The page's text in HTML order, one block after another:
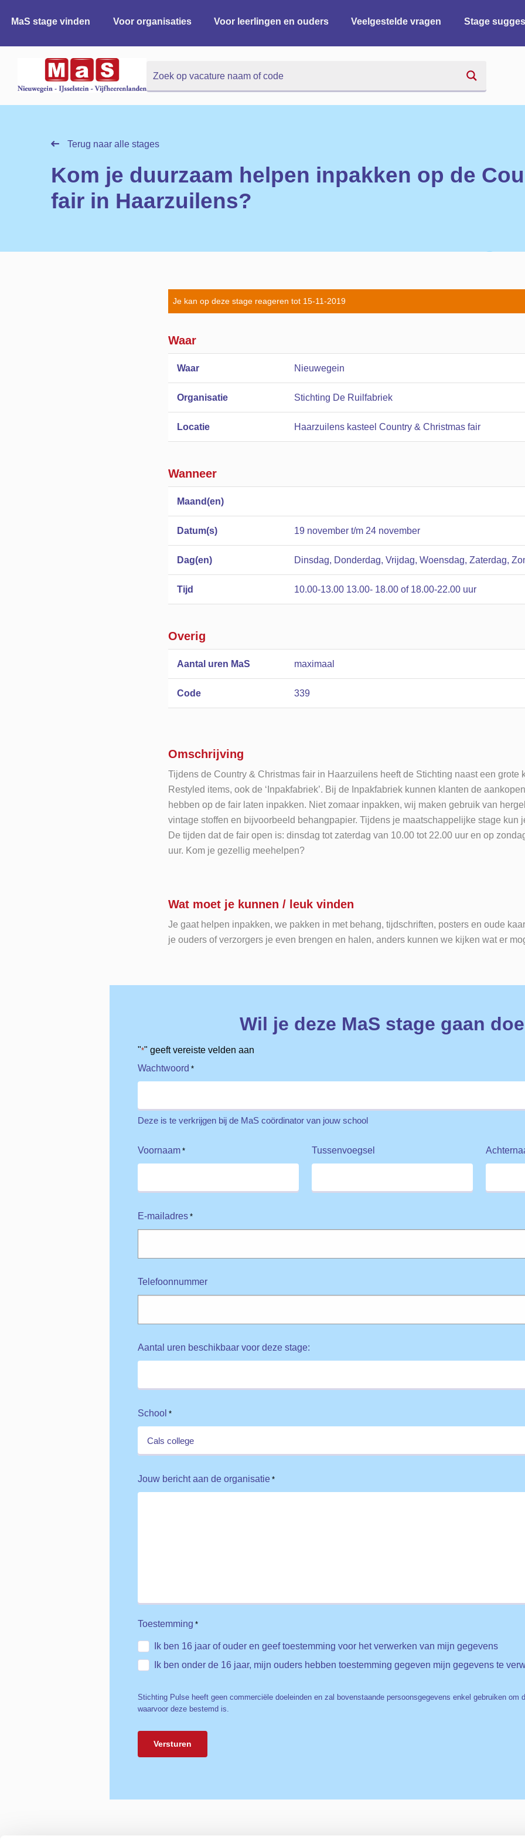
MaS stage vinden Voor organisaties Voor leerlingen en ouders Veelgestelde vragen Stage
Terug naar alle stages
Kom je duurzaam helpen inpakken op de
fair in Haarzuilens?
Je kan op deze stage reageren tot 15-11-2019
Waar
Waar Nieuwegein
Organisatie Stichting De Ruilfabriek
Locatie Haarzuilens kasteel Country & Christmas fair
Wanneer
Maand(en)
Datum(s) 19 november t/m 24 november
Dag(en) Dinsdag, Donderdag, Vrijdag, Woensdag, Zaterdag,
Tijd 10.00-13.00 13.00- 18.00 of 18.00-22.00 uur
Overig
Aantal uren MaS maximaal
Code 339
Omschrijving
Tijdens de Country & Christmas fair in Haarzuilens heeft de Stichting naast een grote
Restyled items, ook de ‘Inpakfabriek’. Bij de Inpakfabriek kunnen klanten de
hebben op de fair laten inpakken. Niet zomaar inpakken, wij maken gebruik van
vintage stoffen en bijvoorbeeld behangpapier. Tijdens je maatschappelijke stage kun
De tijden dat de fair open is: dinsdag tot zaterdag van 10.00 tot 22.00 uur en op
uur. Kom je gezellig meehelpen?
Wat moet je kunnen / leuk vinden
Je gaat helpen inpakken, we pakken in met behang, tijdschriften, posters en oude
je ouders of verzorgers je even brengen en halen, anders kunnen we kijken wat er
Wil je deze MaS stage gaan
"*" geeft vereiste velden aan
Wachtwoord *
Deze is te verkrijgen bij de MaS coördinator van jouw school
Voornaam * Tussenvoegsel
E-mailadres *
Telefoonnummer
Aantal uren beschikbaar voor deze stage:
School *
Jouw bericht aan de organisatie *
Toestemming *
Ik ben 16 jaar of ouder en geef toestemming voor het verwerken van mijn gegevens
Ik ben onder de 16 jaar, mijn ouders hebben toestemming gegeven mijn gegevens te
Stichting Pulse heeft geen commerciële doeleinden en zal bovenstaande persoonsgegevens enkel gebruiken om
waarvoor deze bestemd is.